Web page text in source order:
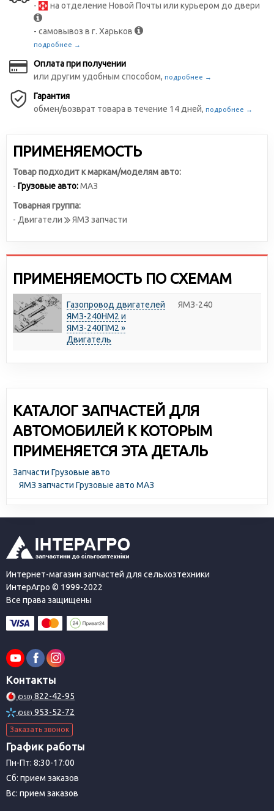
-
на отделение Новой Почты или курьером до двери
- самовывоз в г. Харьков
подробнее →
Оплата при получении
или другим удобным способом, подробнее →
Гарантия
обмен/возврат товара в течение 14 дней, подробнее →
ПРИМЕНЯЕМОСТЬ
Товар подходит к маркам/моделям авто:
- Грузовые авто:МАЗ
Товарная группа:
- Двигатели
ЯМЗ запчасти
ПРИМЕНЯЕМОСТЬ ПО СХЕМАМ
Газопровод двигателей
ЯМЗ-240НМ2 и
ЯМЗ-240ПМ2 »
Двигатель
ЯМЗ-240
КАТАЛОГ ЗАПЧАСТЕЙ ДЛЯ
АВТОМОБИЛЕЙ К КОТОРЫМ
ПРИМЕНЯЕТСЯ ЭТА ДЕТАЛЬ
Запчасти Грузовые авто
ЯМЗ запчасти Грузовые авто МАЗ
Интернет-магазин запчастей для сельхозтехники
ИнтерАгро © 1999-2022
Все права защищены
Контакты
(050) 822-42-95
(068) 953-52-72
Заказать звонок
График работы
Пн-Пт: 8:30-17:00
Сб: прием заказов
Вс: прием заказов